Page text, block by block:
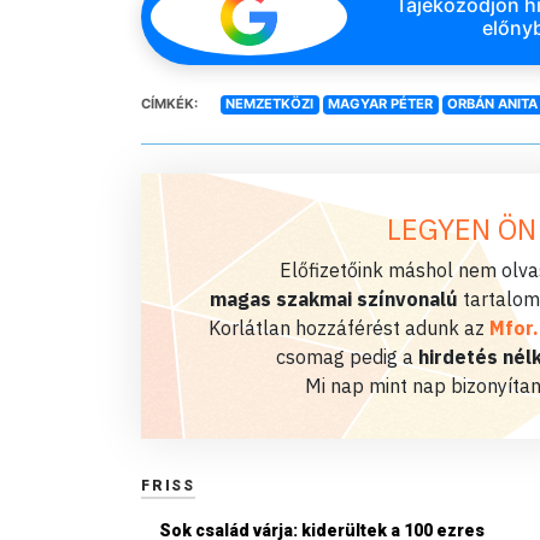
Tájékozódjon
CÍMKÉK: NEMZETKÖZI MAGYAR PÉTER ORBÁN ANITA
LEGYEN
Előfizetőink máshol nem
magas szakmai színvonalú
Korlátlan hozzáférést adunk az
csomag pedig a hirdetés
Mi nap mint nap
FRISS
Sok család várja: kiderültek a 100 ezres